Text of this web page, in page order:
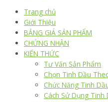
Trang chủ
Giới Thiệu
BẢNG GIÁ SẢN PHẨM
CHỨNG NHẬN
KIẾN THỨC
Tư Vấn Sản Phẩm
Chọn Tinh Dầu
Chức Năng Tinh
Cách Sử Dụng Tinh